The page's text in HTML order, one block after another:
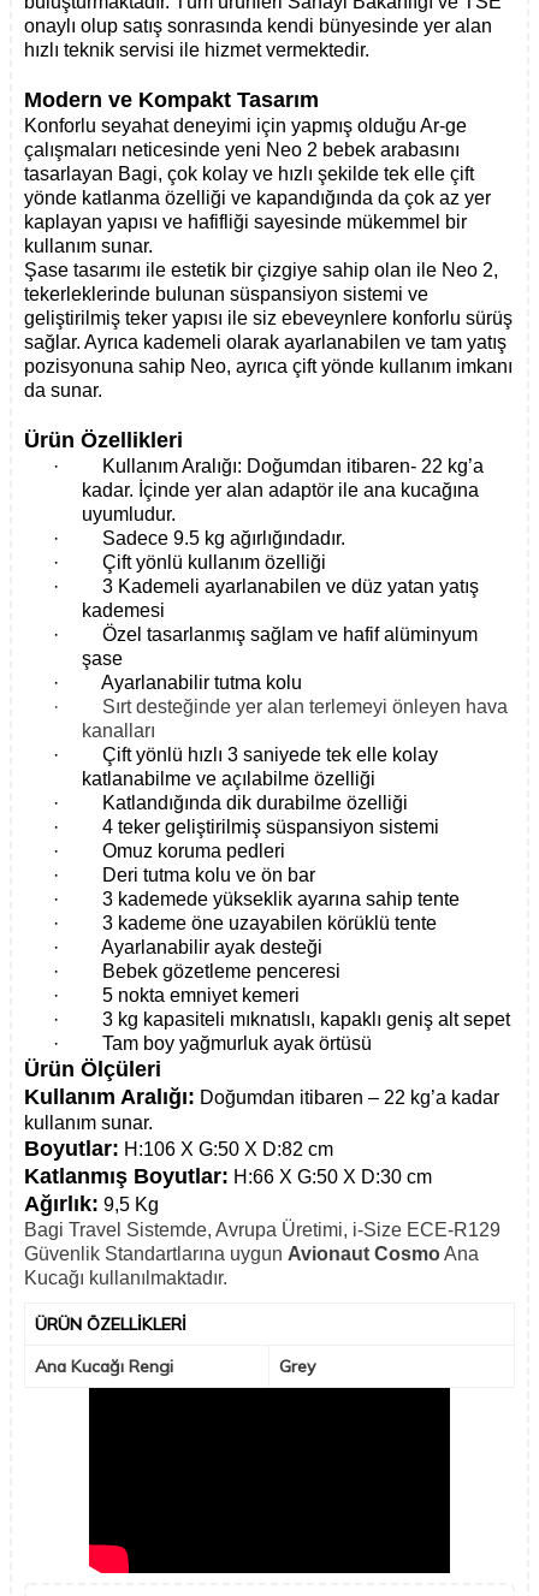
onaylı olup satış sonrasında kendi bünyesinde yer alan
hızlı teknik servisi ile hizmet vermektedir.
Modern ve Kompakt Tasarım
Konforlu seyahat deneyimi için yapmış olduğu Ar-ge
çalışmaları neticesinde yeni Neo 2 bebek arabasını
tasarlayan Bagi, çok kolay ve hızlı şekilde tek elle çift
yönde katlanma özelliği ve kapandığında da çok az yer
kaplayan yapısı ve hafifliği sayesinde mükemmel bir
kullanım sunar.
Şase tasarımı ile estetik bir çizgiye sahip olan ile Neo 2,
tekerleklerinde bulunan süspansiyon sistemi ve
geliştirilmiş teker yapısı ile siz ebeveynlere konforlu sürüş
sağlar. Ayrıca kademeli olarak ayarlanabilen ve tam yatış
pozisyonuna sahip Neo, ayrıca çift yönde kullanım imkanı
da sunar.
Ürün Özellikleri
·
Kullanım Aralığı: Doğumdan itibaren- 22 kg’a
kadar. İçinde yer alan adaptör ile ana kucağına
uyumludur.
·
Sadece 9.5 kg ağırlığındadır.
·
Çift yönlü kullanım özelliği
·
3 Kademeli ayarlanabilen ve düz yatan yatış
kademesi
·
Özel tasarlanmış sağlam ve hafif alüminyum
şase
·
Ayarlanabilir tutma kolu
·
Sırt desteğinde yer alan terlemeyi önleyen hava
kanalları
·
Çift yönlü hızlı 3 saniyede tek elle kolay
katlanabilme ve açılabilme özelliği
·
Katlandığında dik durabilme özelliği
·
4 teker geliştirilmiş süspansiyon sistemi
·
Omuz koruma pedleri
·
Deri tutma kolu ve ön bar
·
3 kademede yükseklik ayarına sahip tente
·
3 kademe öne uzayabilen körüklü tente
·
Ayarlanabilir ayak desteği
·
Bebek gözetleme penceresi
·
5 nokta emniyet kemeri
·
3 kg kapasiteli mıknatıslı, kapaklı geniş alt sepet
·
Tam boy yağmurluk ayak örtüsü
Ürün Ölçüleri
Kullanım Aralığı: Doğumdan itibaren – 22 kg’a kadar
kullanım sunar.
Boyutlar: H:106 X G:50 X D:82 cm
Katlanmış Boyutlar: H:66 X G:50 X D:30 cm
Ağırlık: 9,5 Kg
Bagi Travel Sistemde, Avrupa Üretimi, i-Size ECE-R129
Güvenlik Standartlarına uygun Avionaut CosmoAna
Kucağı kullanılmaktadır.
ÜRÜN ÖZELLIKLERI
Ana Kucağı Rengi
Grey